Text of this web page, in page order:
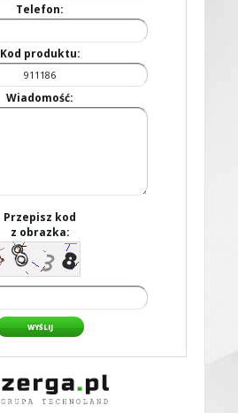
Telefon:
Kod produktu:
Wiadomość:
Przepisz kod
z obrazka:
WYŚLIJ